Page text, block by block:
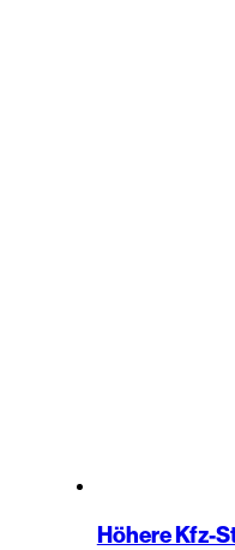
Höhere Kfz-